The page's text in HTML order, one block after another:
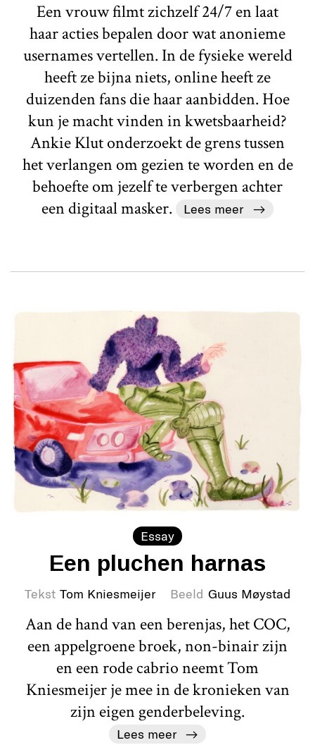
Een vrouw filmt zichzelf 24/7 en laat
haar acties bepalen door wat anonieme
usernames vertellen. In de fysieke wereld
heeft ze bijna niets, online heeft ze
duizenden fans die haar aanbidden. Hoe
kun je macht vinden in kwetsbaarheid?
Ankie Klut onderzoekt de grens tussen
het verlangen om gezien te worden en de
behoefte om jezelf te verbergen achter
een digitaal masker.
Lees meer
Essay
Een pluchen harnas
Tekst Tom Kniesmeijer Beeld Guus Møystad
Aan de hand van een berenjas, het COC,
een appelgroene broek, non-binair zijn
en een rode cabrio neemt Tom
Kniesmeijer je mee in de kronieken van
zijn eigen genderbeleving.
Lees meer